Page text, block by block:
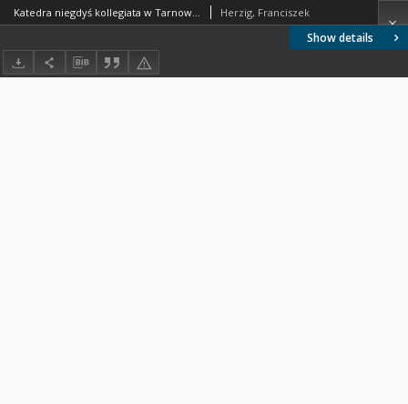
Show details
Katedra niegdyś kollegiata w Tarnowie wraz z krótką wzmianką o innych kościołach tarnowskich : szkic historyczny na pamiątkę 500. rocznicy istnienia tegoż kościoła : (z 8 ilustracyami) Herzig, Franciszek